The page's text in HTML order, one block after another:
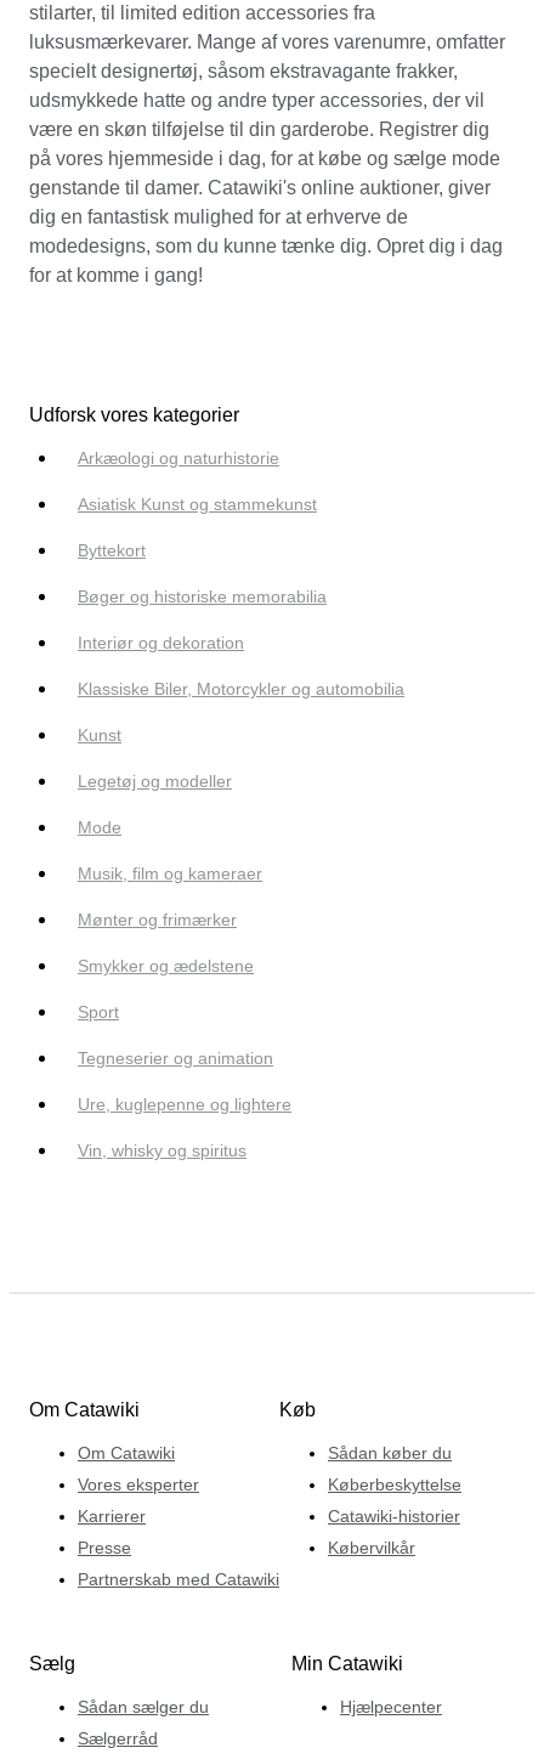
stilarter, til limited edition accessories fra
luksusmærkevarer. Mange af vores varenumre, omfatter
specielt designertøj, såsom ekstravagante frakker,
udsmykkede hatte og andre typer accessories, der vil
være en skøn tilføjelse til din garderobe. Registrer dig
på vores hjemmeside i dag, for at købe og sælge mode
genstande til damer. Catawiki's online auktioner, giver
dig en fantastisk mulighed for at erhverve de
modedesigns, som du kunne tænke dig. Opret dig i dag
for at komme i gang!
Udforsk vores kategorier
Arkæologi og naturhistorie
Asiatisk Kunst og stammekunst
Byttekort
Bøger og historiske memorabilia
Interiør og dekoration
Klassiske Biler, Motorcykler og automobilia
Kunst
Legetøj og modeller
Mode
Musik, film og kameraer
Mønter og frimærker
Smykker og ædelstene
Sport
Tegneserier og animation
Ure, kuglepenne og lightere
Vin, whisky og spiritus
Om Catawiki
Om Catawiki
Vores eksperter
Karrierer
Presse
Partnerskab med Catawiki
Køb
Sådan køber du
Køberbeskyttelse
Catawiki-historier
Købervilkår
Sælg
Sådan sælger du
Sælgerråd
Min Catawiki
Hjælpecenter